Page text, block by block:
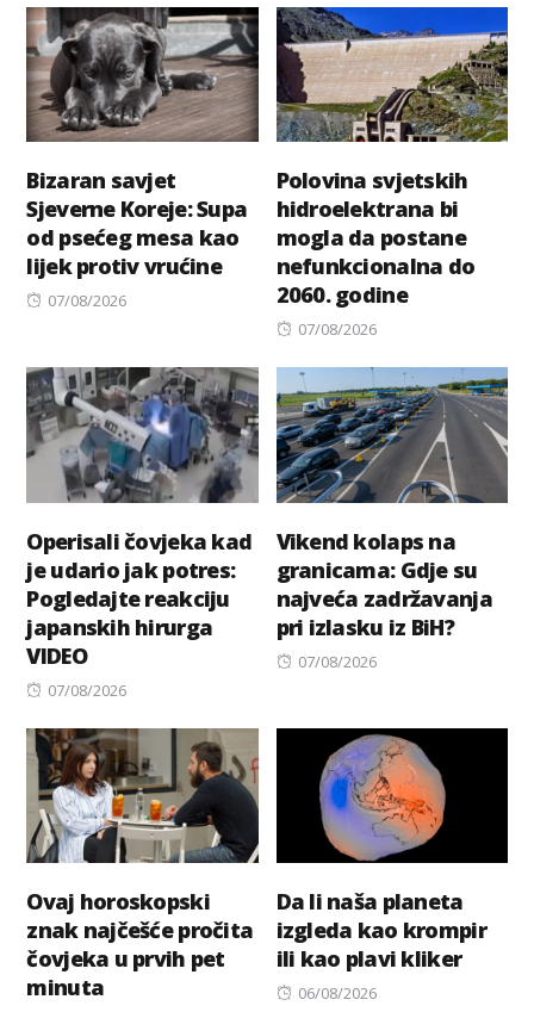
Bizaran savjet
Sjeverne Koreje: Supa
od psećeg mesa kao
lijek protiv vrućine
Posted
07/08/2026
Polovina svjetskih
hidroelektrana bi
mogla da postane
nefunkcionalna do
2060. godine
Posted
07/08/2026
Operisali čovjeka kad
je udario jak potres:
Pogledajte reakciju
japanskih hirurga
VIDEO
Posted
07/08/2026
Vikend kolaps na
granicama: Gdje su
najveća zadržavanja
pri izlasku iz BiH?
Posted
07/08/2026
Ovaj horoskopski
znak najčešće pročita
čovjeka u prvih pet
minuta
Da li naša planeta
izgleda kao krompir
ili kao plavi kliker
Posted
06/08/2026